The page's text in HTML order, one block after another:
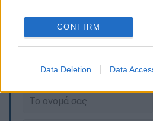
CONFIRM
Data Deletion Data
ΕΘΝΟΣ θα παρεμβαίνει και τα
διαγράφονται